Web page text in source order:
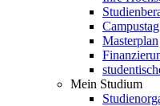
Campustag
Masterplan
Mein Studium